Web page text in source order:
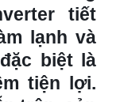
tiết
lạnh và
biệt là
tiện lợi.